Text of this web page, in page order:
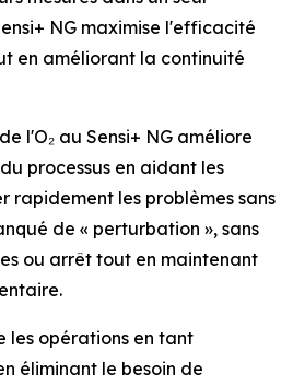
NG maximise l'efficacité
en améliorant la continuité
l'O₂ au Sensi+ NG améliore
processus en aidant les
rapidement les problèmes sans
de « perturbation », sans
ou arrêt tout en maintenant
les opérations en tant
éliminant le besoin de